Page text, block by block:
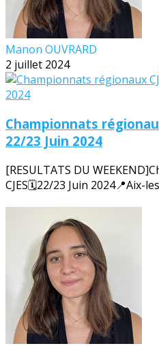
Manon OUVRARD
2 juillet 2024
Championnats
22/23 Juin 2024
[RESULTATS DU
CJES🗓️22/23 Juin 2024📍Aix-